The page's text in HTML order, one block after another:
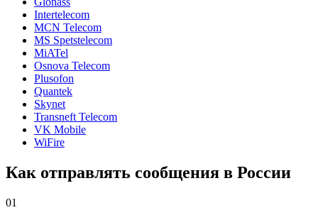
Intertelecom
MCN Telecom
MS Spetstelecom
MiATel
Osnova Telecom
Plusofon
Quantek
Skynet
Transneft Telecom
VK Mobile
WiFire
Как отправлять сообщения в России
01